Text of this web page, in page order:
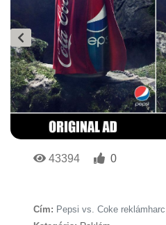
43394
0
Cím: Pepsi vs. Coke reklámharc